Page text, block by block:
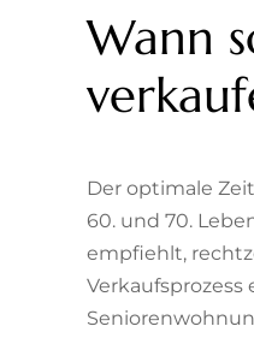
Wann
Der optimale
60. und 70.
empfiehlt,
Verkaufsprozess